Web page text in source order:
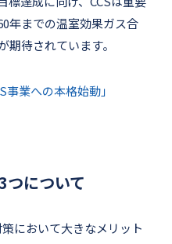
年までの温室効果ガス合
待されています。
業への本格始動」
つについて
において大きなメリット